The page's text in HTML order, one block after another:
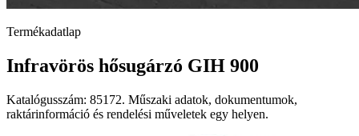
Termékadatlap
Infravörös hősugárzó GIH 900
Katalógusszám: 85172. Műszaki adatok, dokumentumok,
raktárinformáció és rendelési műveletek egy helyen.